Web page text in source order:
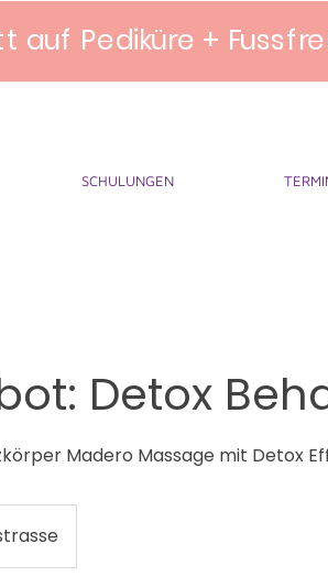
auf Pediküre +
SCHULUNGEN
Detox
Madero Massage mit Detox